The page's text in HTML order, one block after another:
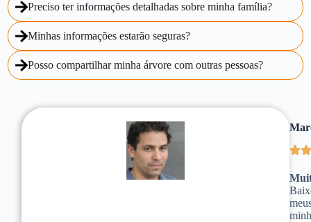
Preciso ter informações detalhadas sobre minha família?
Minhas informações estarão seguras?
Posso compartilhar minha árvore com outras pessoas?